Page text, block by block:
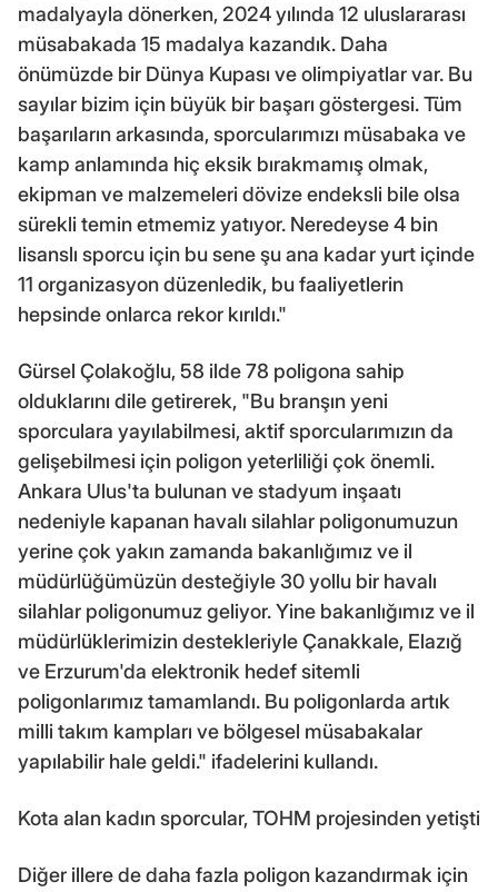
madalyayla dönerken, 2024 yılında 12 uluslararası
müsabakada 15 madalya kazandık. Daha
önümüzde bir Dünya Kupası ve olimpiyatlar var. Bu
sayılar bizim için büyük bir başarı göstergesi. Tüm
başarıların arkasında, sporcularımızı müsabaka ve
kamp anlamında hiç eksik bırakmamış olmak,
ekipman ve malzemeleri dövize endeksli bile olsa
sürekli temin etmemiz yatıyor. Neredeyse 4 bin
lisanslı sporcu için bu sene şu ana kadar yurt içinde
11 organizasyon düzenledik, bu faaliyetlerin
hepsinde onlarca rekor kırıldı."
Gürsel Çolakoğlu, 58 ilde 78 poligona sahip
olduklarını dile getirerek, "Bu branşın yeni
sporculara yayılabilmesi, aktif sporcularımızın da
gelişebilmesi için poligon yeterliliği çok önemli.
Ankara Ulus'ta bulunan ve stadyum inşaatı
nedeniyle kapanan havalı silahlar poligonumuzun
yerine çok yakın zamanda bakanlığımız ve il
müdürlüğümüzün desteğiyle 30 yollu bir havalı
silahlar poligonumuz geliyor. Yine bakanlığımız ve il
müdürlüklerimizin destekleriyle Çanakkale, Elazığ
ve Erzurum'da elektronik hedef sitemli
poligonlarımız tamamlandı. Bu poligonlarda artık
milli takım kampları ve bölgesel müsabakalar
yapılabilir hale geldi." ifadelerini kullandı.
Kota alan kadın sporcular, TOHM projesinden yetişti
Diğer illere de daha fazla poligon kazandırmak için